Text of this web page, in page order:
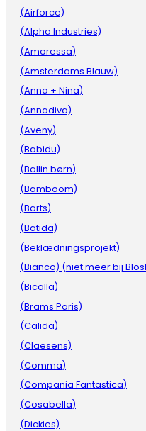
(Airforce)
(Alpha Industries)
(Amoressa)
(Amsterdams Blauw)
(Anna + Nina)
(Annadiva)
(Aveny)
(Babidu)
(Ballin børn)
(Bamboom)
(Barts)
(Batida)
(Beklædningsprojekt)
(Bianco) (niet meer bij
(Bicalla)
(Brams Paris)
(Calida)
(Claesens)
(Comma)
(Compania Fantastica)
(Cosabella)
(Dickies)